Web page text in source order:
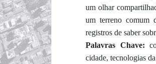
um olhar
um terreno comum
registros de saber
Palavras Chave:
cidade, tecnologias